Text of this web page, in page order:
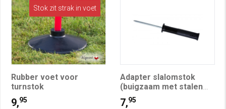
Stok zit strak in voet
Rubber voet voor
turnstok
9,95
Adapter slalomstok
(buigzaam met stalen
pin)
7,95